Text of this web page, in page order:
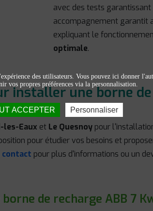
avec des tests
accompagnement garantit
expliquant le
optimale.
installer une borne
les-Eaux et Le Quesnoy pour
pour étudier vos besoins et
contact pour plus d'informations ou un
de recharge ABB 7
des utilisateurs. Vous pouvez ici donner
vos propres préférences via la personnalisation.
ACCEPTER Personnaliser